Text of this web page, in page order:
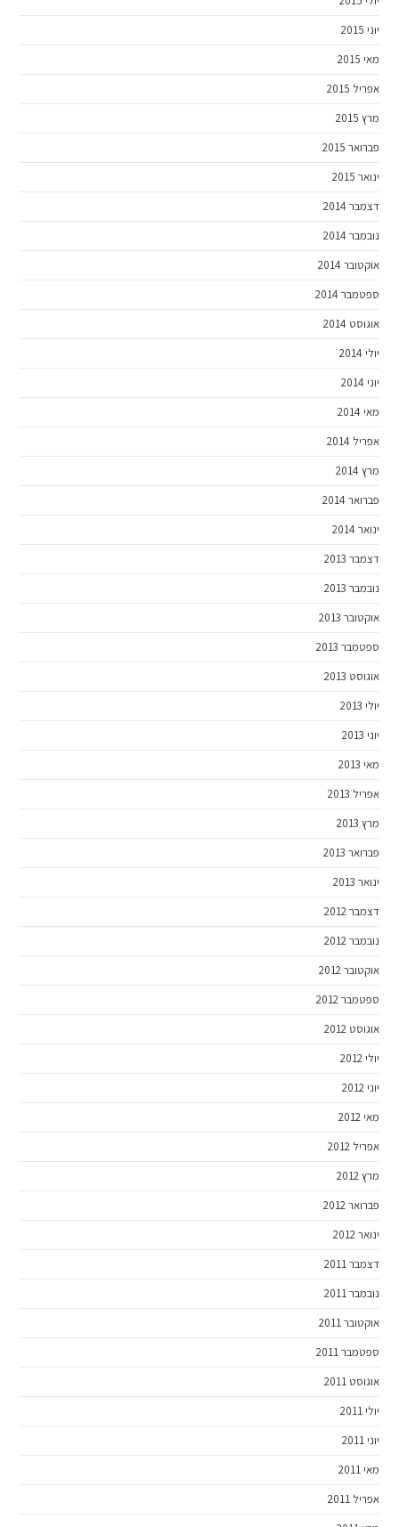
יוני 2015
מאי 2015
אפריל 2015
מרץ 2015
פברואר 2015
ינואר 2015
דצמבר 2014
נובמבר 2014
אוקטובר 2014
ספטמבר 2014
אוגוסט 2014
יולי 2014
יוני 2014
מאי 2014
אפריל 2014
מרץ 2014
פברואר 2014
ינואר 2014
דצמבר 2013
נובמבר 2013
אוקטובר 2013
ספטמבר 2013
אוגוסט 2013
יולי 2013
יוני 2013
מאי 2013
אפריל 2013
מרץ 2013
פברואר 2013
ינואר 2013
דצמבר 2012
נובמבר 2012
אוקטובר 2012
ספטמבר 2012
אוגוסט 2012
יולי 2012
יוני 2012
מאי 2012
אפריל 2012
מרץ 2012
פברואר 2012
ינואר 2012
דצמבר 2011
נובמבר 2011
אוקטובר 2011
ספטמבר 2011
אוגוסט 2011
יולי 2011
יוני 2011
מאי 2011
אפריל 2011